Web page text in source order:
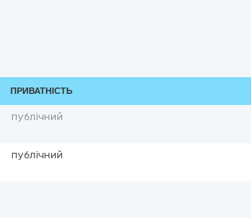
ПРИВАТНІСТЬ
публічний
публічний